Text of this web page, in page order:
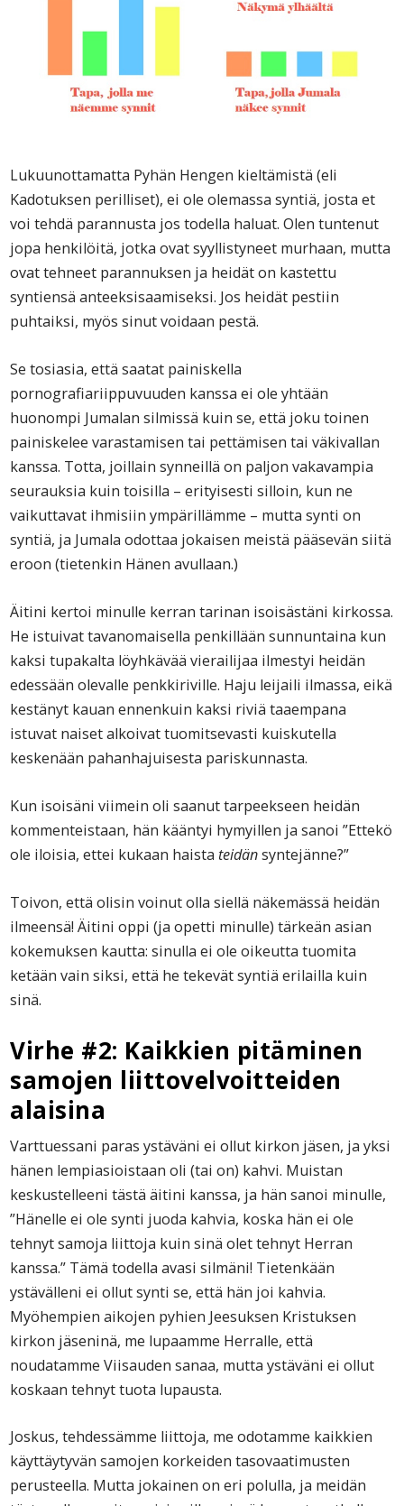
Lukuunottamatta Pyhän Hengen kieltämistä (eli
Kadotuksen perilliset), ei ole olemassa syntiä, josta et
voi tehdä parannusta jos todella haluat. Olen tuntenut
jopa henkilöitä, jotka ovat syyllistyneet murhaan, mutta
ovat tehneet parannuksen ja heidät on kastettu
syntiensä anteeksisaamiseksi. Jos heidät pestiin
puhtaiksi, myös sinut voidaan pestä.
Se tosiasia, että saatat painiskella
pornografiariippuvuuden kanssa ei ole yhtään
huonompi Jumalan silmissä kuin se, että joku toinen
painiskelee varastamisen tai pettämisen tai väkivallan
kanssa. Totta, joillain synneillä on paljon vakavampia
seurauksia kuin toisilla – erityisesti silloin, kun ne
vaikuttavat ihmisiin ympärillämme – mutta synti on
syntiä, ja Jumala odottaa jokaisen meistä pääsevän siitä
eroon (tietenkin Hänen avullaan.)
Äitini kertoi minulle kerran tarinan isoisästäni kirkossa.
He istuivat tavanomaisella penkillään sunnuntaina kun
kaksi tupakalta löyhkävää vierailijaa ilmestyi heidän
edessään olevalle penkkiriville. Haju leijaili ilmassa, eikä
kestänyt kauan ennenkuin kaksi riviä taaempana
istuvat naiset alkoivat tuomitsevasti kuiskutella
keskenään pahanhajuisesta pariskunnasta.
Kun isoisäni viimein oli saanut tarpeekseen heidän
kommenteistaan, hän kääntyi hymyillen ja sanoi ”Ettekö
ole iloisia, ettei kukaan haista teidänsyntejänne?”
Toivon, että olisin voinut olla siellä näkemässä heidän
ilmeensä! Äitini oppi (ja opetti minulle) tärkeän asian
kokemuksen kautta: sinulla ei ole oikeutta tuomita
ketään vain siksi, että he tekevät syntiä erilailla kuin
sinä.
Virhe #2: Kaikkien pitäminen
samojen liittovelvoitteiden
alaisina
Varttuessani paras ystäväni ei ollut kirkon jäsen, ja yksi
hänen lempiasioistaan oli (tai on) kahvi. Muistan
keskustelleeni tästä äitini kanssa, ja hän sanoi minulle,
”Hänelle ei ole synti juoda kahvia, koska hän ei ole
tehnyt samoja liittoja kuin sinä olet tehnyt Herran
kanssa.” Tämä todella avasi silmäni! Tietenkään
ystävälleni ei ollut synti se, että hän joi kahvia.
Myöhempien aikojen pyhien Jeesuksen Kristuksen
kirkon jäseninä, me lupaamme Herralle, että
noudatamme Viisauden sanaa, mutta ystäväni ei ollut
koskaan tehnyt tuota lupausta.
Joskus, tehdessämme liittoja, me odotamme kaikkien
käyttäytyvän samojen korkeiden tasovaatimusten
perusteella. Mutta jokainen on eri polulla, ja meidän